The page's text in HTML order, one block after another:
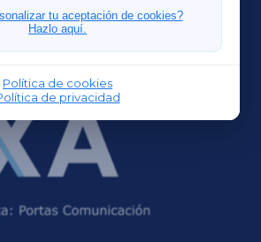
tu aceptación de cookies?
Hazlo aquí.
Política de cookies
de privacidad
FERROLXA
OURENSEXA